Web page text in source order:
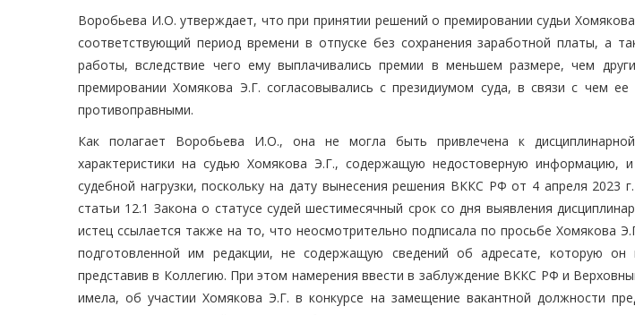
Воробьева И.О. утверждает, что при принятии решений о премировании судьи
соответствующий период времени в отпуске без сохранения заработной платы, а
работы, вследствие чего ему выплачивались премии в меньшем размере, чем
премировании Хомякова Э.Г. согласовывались с президиумом суда, в связи с чем
противоправными.
Как полагает Воробьева И.О., она не могла быть привлечена к дисциплинарной
характеристики на судью Хомякова Э.Г., содержащую недостоверную информацию,
судебной нагрузки, поскольку на дату вынесения решения ВККС РФ от 4 апреля 2023
статьи 12.1 Закона о статусе судей шестимесячный срок со дня выявления
истец ссылается также на то, что неосмотрительно подписала по просьбе Хомякова
подготовленной им редакции, не содержащую сведений об адресате, которую он
представив в Коллегию. При этом намерения ввести в заблуждение ВККС РФ и
имела, об участии Хомякова Э.Г. в конкурсе на замещение вакантной должности